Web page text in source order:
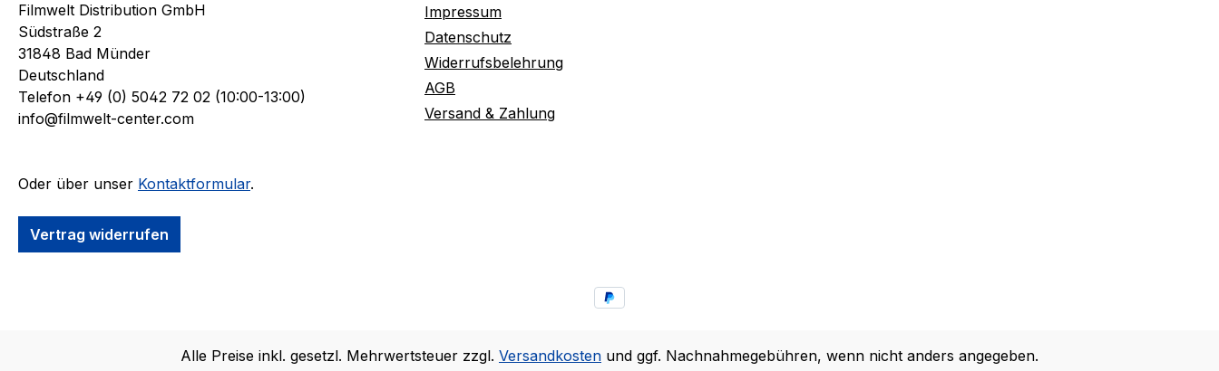
Filmwelt Distribution GmbH
Südstraße 2
31848 Bad Münder
Deutschland
Telefon +49 (0) 5042 72 02 (10:00-13:00)
info@filmwelt-center.com
Oder über unser Kontaktformular.
Vertrag widerrufen
Impressum
Datenschutz
Widerrufsbelehrung
AGB
Versand & Zahlung
Alle Preise inkl. gesetzl. Mehrwertsteuer zzgl. Versandkosten und ggf. Nachnahmegebühren, wenn nicht anders angegeben.